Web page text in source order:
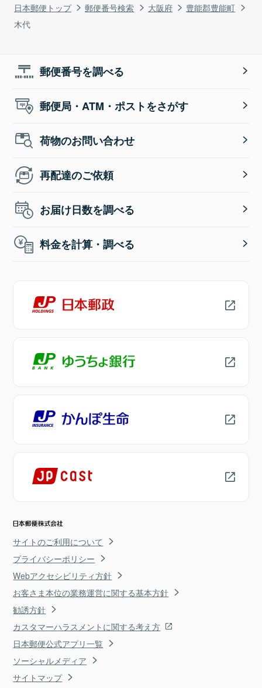
日本郵便トップ 郵便番号検索 大阪府
豊能郡豊能町
木代
郵便番号を調べる
郵便局・ATM・ポストをさがす
荷物のお問い合わせ
再配達のご依頼
お届け日数を調べる
料金を計算・調べる
サイトのご利用について
プライバシーポリシー
Webアクセシビリティ方針
お客さま本位の業務運営に関する基本方針
勧誘方針
カスタマーハラスメントに関する考え方
日本郵便公式アプリ一覧
ソーシャルメディア
サイトマップ